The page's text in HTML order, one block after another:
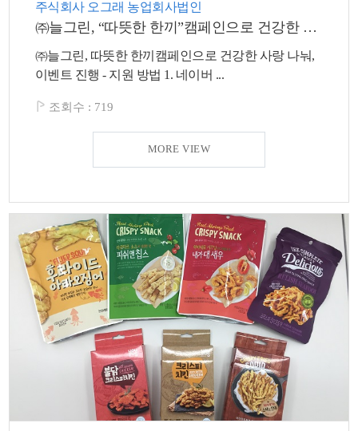
주식회사 오그래 농업회사법인
㈜늘그린, “따뜻한 한끼”캠페인으로 건강한 사랑 나눠
㈜늘그린, 따뜻한 한끼캠페인으로 건강한 사랑 나눠,
이벤트 진행 - 지원 방법 1. 네이버 ...
조회수 : 719
MORE VIEW